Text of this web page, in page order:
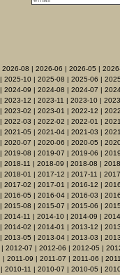
2026-08 | 2026-06 | 2026-05 |
| 2025-10| 2025-08 | 2025-06 |
| 2024-09 | 2024-08 | 2024-07 |
| 2023-12 | 2023-11 | 2023-10 |
| 2023-02 | 2023-01 | 2022-12 |
| 2022-03 | 2022-02 | 2022-01 |
| 2021-05 | 2021-04| 2021-03 |
| 2020-07 | 2020-06 | 2020-05 |
| 2019-08 | 2019-07 | 2019-06 |
| 2018-11 | 2018-09 | 2018-08 |
| 2018-01 | 2017-12 | 2017-11 |
| 2017-02 | 2017-01 | 2016-12 |
| 2016-05 | 2016-04 | 2016-03 |
| 2015-08 | 2015-07 | 2015-06 |
| 2014-11 | 2014-10 | 2014-09 |
| 2014-02 | 2014-01 | 2013-12 |
| 2013-05 | 2013-04 | 2013-03 |
| 2012-07 | 2012-06 | 2012-05 |
| 2011-09 | 2011-07 | 2011-06 |
| 2010-11 | 2010-07 | 2010-05 |